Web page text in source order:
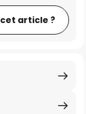
article ?